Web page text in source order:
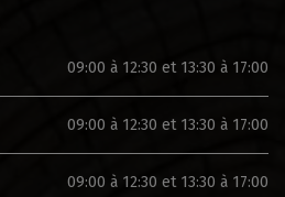
09:00 à 12:30 et 13:30 à 17:00
09:00 à 12:30 et 13:30 à 17:00
09:00 à 12:30 et 13:30 à 17:00